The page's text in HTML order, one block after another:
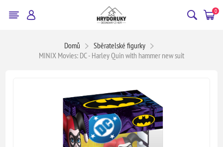
0
Domů
Sběratelské figurky
MINIX Movies: DC - Harley Quin with hammer new suit